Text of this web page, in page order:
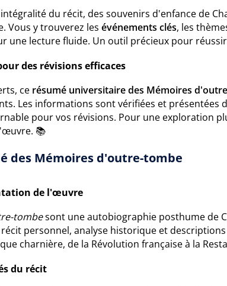
du récit, des souvenirs d'enfance de
Vous y trouverez les événements clés, les
une lecture fluide. Un outil précieux pour
des révisions efficaces
ce résumé universitaire des Mémoires
Les informations sont vérifiées et présentées
pour vos révisions. Pour une exploration
📚
des Mémoires d'outre-tombe
de l'œuvre
tombesont une autobiographie posthume de
personnel, analyse historique et
charnière, de la Révolution française à la
du récit